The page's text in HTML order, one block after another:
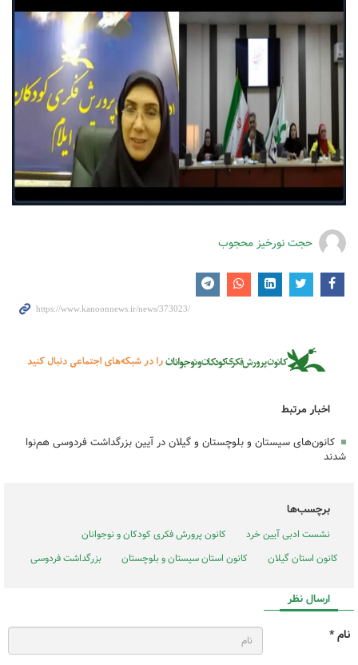
حجت نورخیز محجوب
اخبار مرتبط
کانون‌های سیستان و بلوچستان و گیلان در آیین بزرگداشت فردوسی هم‌نوا
شدند
برچسب‌ها
نشست ادبی آیین خرد
کانون پرورش فکری کودکان و نوجوانان
کانون استان گیلان
کانون استان سیستان و بلوچستان بزرگداشت فردوسی
ارسال نظر
نام *